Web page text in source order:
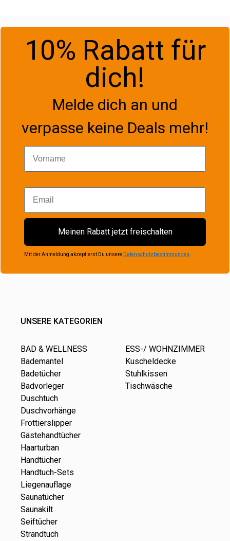
10% Rabatt für
dich!
Melde dich an und
verpasse keine Deals mehr!
Vorname
Email
Meinen Rabatt jetzt freischalten
Mit der Anmeldung akzeptierst Du unsere Datenschutzbestimmungen
UNSERE KATEGORIEN
BAD & WELLNESS
Bademantel
Badetücher
Badvorleger
Duschtuch
Duschvorhänge
Frottierslipper
Gästehandtücher
Haarturban
Handtücher
Handtuch-Sets
Liegenauflage
Saunatücher
Saunakilt
Seiftücher
Strandtuch
ESS-/ WOHNZIMMER
Kuscheldecke
Stuhlkissen
Tischwäsche